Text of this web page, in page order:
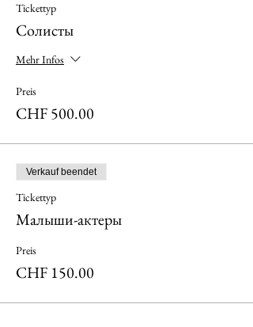
Tickettyp
Солисты
Mehr Infos
Preis
CHF 500.00
Verkauf beendet
Tickettyp
Малыши-актеры
Preis
CHF 150.00